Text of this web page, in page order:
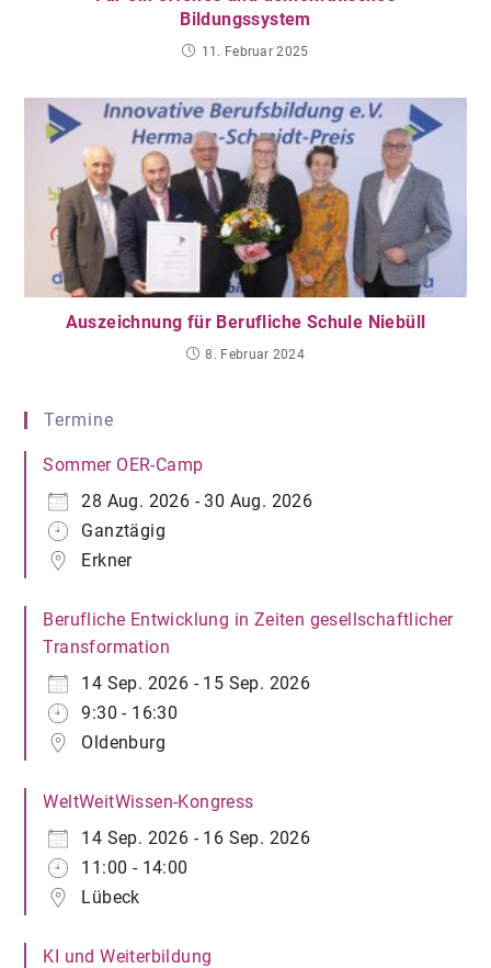
Bildungssystem
11. Februar 2025
Auszeichnung für Berufliche Schule Niebüll
8. Februar 2024
Termine
Sommer OER-Camp
28 Aug. 2026 - 30 Aug. 2026
Ganztägig
Erkner
Berufliche Entwicklung in Zeiten gesellschaftlicher
Transformation
14 Sep. 2026 - 15 Sep. 2026
9:30 - 16:30
Oldenburg
WeltWeitWissen-Kongress
14 Sep. 2026 - 16 Sep. 2026
11:00 - 14:00
Lübeck
KI und Weiterbildung